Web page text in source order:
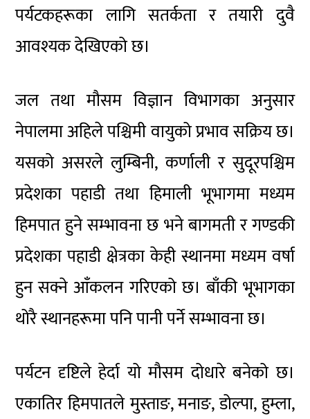
पर्यटकहरूका लागि सतर्कता र तयारी दुवै
आवश्यक देखिएको छ।
जल तथा मौसम विज्ञान विभागका अनुसार
नेपालमा अहिले पश्चिमी वायुको प्रभाव सक्रिय छ।
यसको असरले लुम्बिनी, कर्णाली र सुदूरपश्चिम
प्रदेशका पहाडी तथा हिमाली भूभागमा मध्यम
हिमपात हुने सम्भावना छ भने बागमती र गण्डकी
प्रदेशका पहाडी क्षेत्रका केही स्थानमा मध्यम वर्षा
हुन सक्ने आँकलन गरिएको छ। बाँकी भूभागका
थोरै स्थानहरूमा पनि पानी पर्ने सम्भावना छ।
पर्यटन दृष्टिले हेर्दा यो मौसम दोधारे बनेको छ।
एकातिर हिमपातले मुस्ताङ, मनाङ, डोल्पा, हुम्ला,